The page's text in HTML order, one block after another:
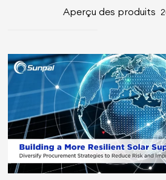
Aperçu des produits